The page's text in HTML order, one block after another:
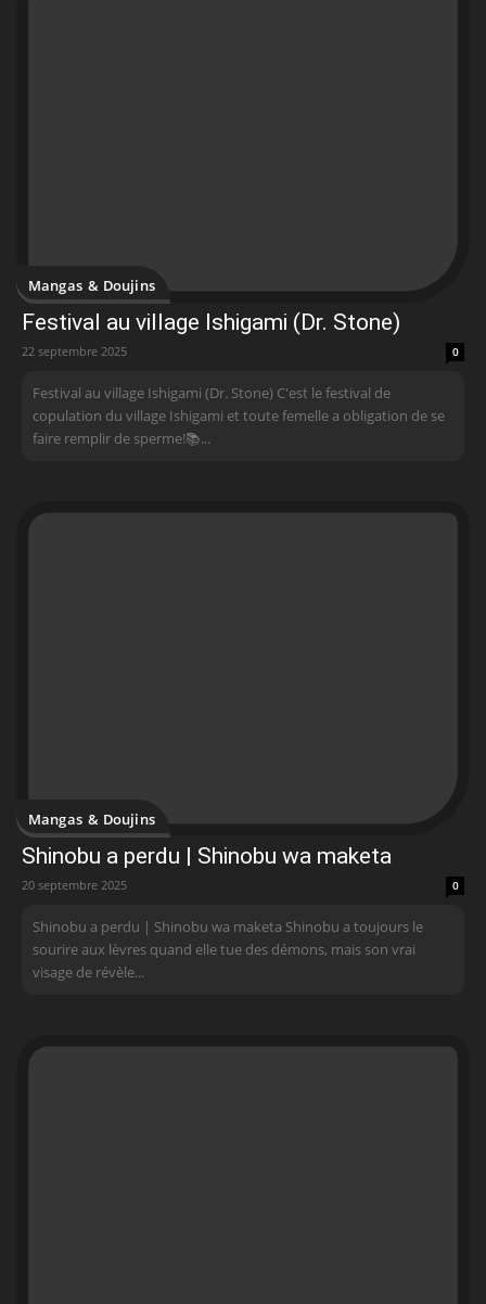
Mangas & Doujins
Festival au village Ishigami (Dr. Stone)
22 septembre 2025 0
Festival au village Ishigami (Dr. Stone) C'est le festival de
copulation du village Ishigami et toute femelle a obligation de se
faire remplir de sperme!📚...
Mangas & Doujins
Shinobu a perdu | Shinobu wa maketa
20 septembre 2025 0
Shinobu a perdu | Shinobu wa maketa Shinobu a toujours le
sourire aux lèvres quand elle tue des démons, mais son vrai
visage de révèle...